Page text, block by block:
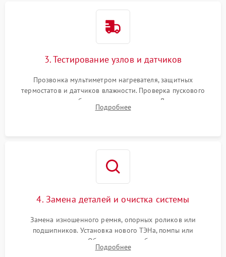
3. Тестирование узлов и датчиков
Прозвонка мультиметром нагревателя, защитных
термостатов и датчиков влажности. Проверка пускового
конденсатора, обмоток мотора и помпы. Для машин с
тепловым насосом — диагностика работы компрессора и
Подробнее
4. Замена деталей и очистка системы
Замена изношенного ремня, опорных роликов или
подшипников. Установка нового ТЭНа, помпы или
термодатчиков. Обязательная глубокая очистка
конденсатора, крыльчатки вентилятора и воздуховодов от
Подробнее